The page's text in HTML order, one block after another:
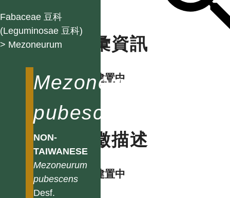
Fabaceae 豆科
(Leguminosae 豆科)
> Mezoneurum
Mezoneurum
pubescens
NON-
TAIWANESE
Mezoneurum
pubescens
Desf.
名彙資訊
資料建置中
特徵描述
資料建置中